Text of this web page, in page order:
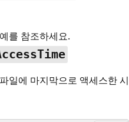
를 참조하세요.
일에 마지막으로 액세스한 시